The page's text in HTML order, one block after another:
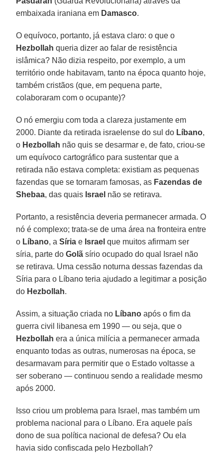
embaixada iraniana em Damasco.
O equívoco, portanto, já estava claro: o que o
Hezbollah queria dizer ao falar de resistência
islâmica? Não dizia respeito, por exemplo, a um
território onde habitavam, tanto na época quanto hoje,
também cristãos (que, em pequena parte,
colaboraram com o ocupante)?
O nó emergiu com toda a clareza justamente em
2000. Diante da retirada israelense do sul do Líbano,
o Hezbollah não quis se desarmar e, de fato, criou-se
um equívoco cartográfico para sustentar que a
retirada não estava completa: existiam as pequenas
fazendas que se tornaram famosas, as Fazendas de
Shebaa, das quais Israel não se retirava.
Portanto, a resistência deveria permanecer armada. O
nó é complexo; trata-se de uma área na fronteira entre
o Líbano, aSíria e Israel que muitos afirmam ser
síria, parte doGolã sírio ocupado do qual Israel não
se retirava. Uma cessão noturna dessas fazendas da
Síria para o Líbano teria ajudado a legitimar a posição
do Hezbollah.
Assim, a situação criada no Líbano após o fim da
guerra civil libanesa em 1990 — ou seja, que o
Hezbollah era a única milícia a permanecer armada
enquanto todas as outras, numerosas na época, se
desarmavam para permitir que o Estado voltasse a
ser soberano — continuou sendo a realidade mesmo
após 2000.
Isso criou um problema para Israel, mas também um
problema nacional para o Líbano. Era aquele país
dono de sua política nacional de defesa? Ou ela
havia sido confiscada pelo Hezbollah?